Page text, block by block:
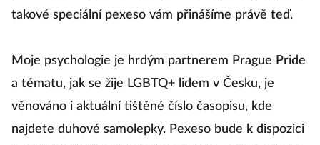
takové speciální pexeso vám přinášíme právě teď.
Moje psychologie je hrdým partnerem Prague Pride
a tématu, jak se žije LGBTQ+ lidem v Česku, je
věnováno i aktuální tištěné číslo časopisu, kde
najdete duhové samolepky. Pexeso bude k dispozici